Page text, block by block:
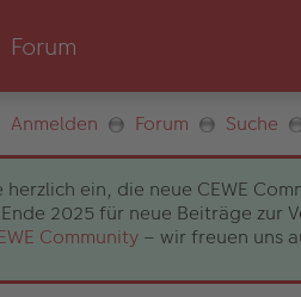
Anmelden Forum Suche
herzlich ein, die neue CEWE
2025 für neue Beiträge zur
Community – wir freuen uns